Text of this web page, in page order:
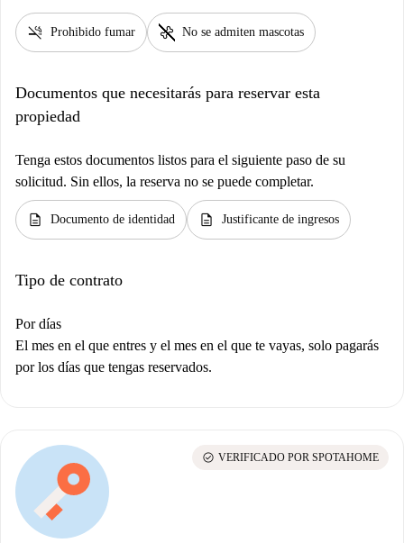
smoke_free Prohibido fumar pet_supplies No se admiten mascotas
Documentos que necesitarás para reservar esta
propiedad
Tenga estos documentos listos para el siguiente paso de su
solicitud. Sin ellos, la reserva no se puede completar.
description Documento de identidad description Justificante de ingresos
Tipo de contrato
Por días
El mes en el que entres y el mes en el que te vayas, solo pagarás
por los días que tengas reservados.
check_circle VERIFICADO POR SPOTAHOME